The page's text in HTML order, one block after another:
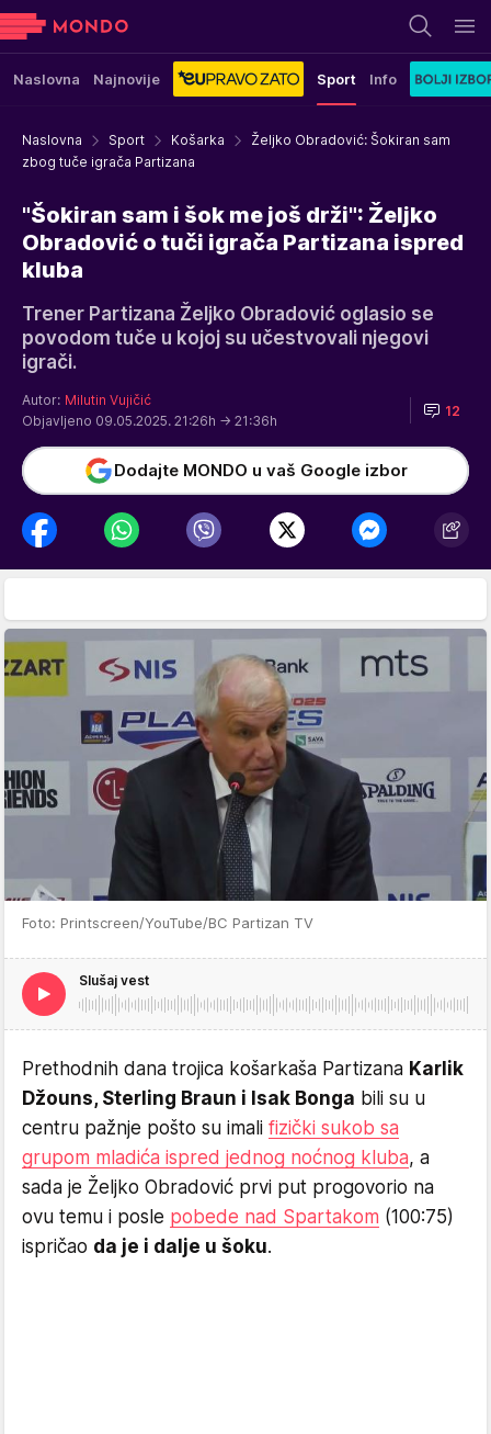
Naslovna Najnovije Sport Info
Naslovna Sport Košarka
Željko Obradović: Šokiran sam
zbog tuče igrača Partizana
"Šokiran sam i šok me još drži": Željko
Obradović o tuči igrača Partizana ispred
kluba
Trener Partizana Željko Obradović oglasio se
povodom tuče u kojoj su učestvovali njegovi
igrači.
Autor: Milutin Vujičić
Objavljeno 09.05.2025. 21:26h → 21:36h
12
Dodajte MONDO u vaš Google izbor
Foto: Printscreen/YouTube/BC Partizan TV
Slušaj vest
Prethodnih dana trojica košarkaša Partizana Karlik
Džouns, Sterling Braun i Isak Bonga bili su u
centru pažnje pošto su imali fizički sukob sa
grupom mladića ispred jednog noćnog kluba, a
sada je Željko Obradović prvi put progovorio na
ovu temu i posle pobede nad Spartakom (100:75)
ispričao da je i dalje u šoku.